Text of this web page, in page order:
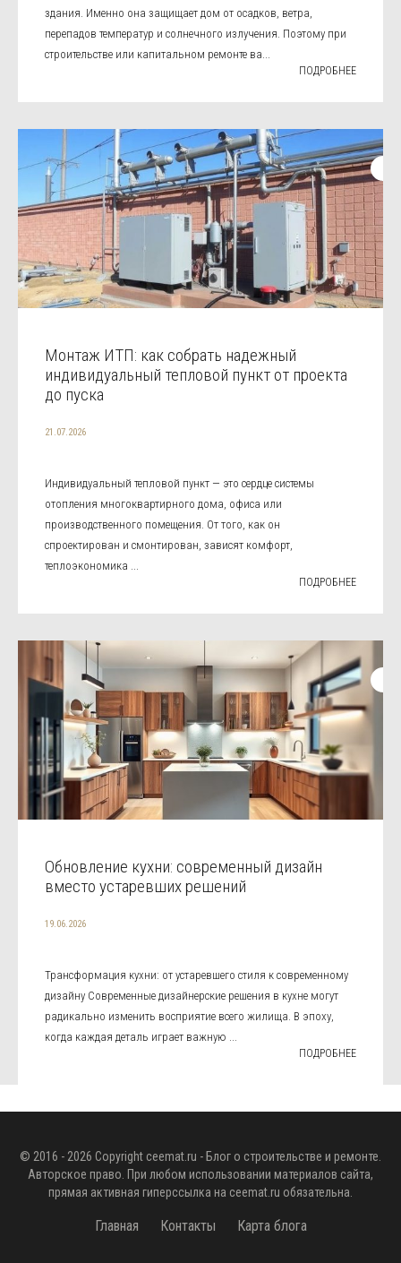
здания. Именно она защищает дом от осадков, ветра,
перепадов температур и солнечного излучения. Поэтому при
строительстве или капитальном ремонте ва...
ПОДРОБНЕЕ
Монтаж ИТП: как собрать надежный
индивидуальный тепловой пункт от проекта
до пуска
21.07.2026
Индивидуальный тепловой пункт — это сердце системы
отопления многоквартирного дома, офиса или
производственного помещения. От того, как он
спроектирован и смонтирован, зависят комфорт,
теплоэкономика ...
ПОДРОБНЕЕ
Обновление кухни: современный дизайн
вместо устаревших решений
19.06.2026
Трансформация кухни: от устаревшего стиля к современному
дизайну Современные дизайнерские решения в кухне могут
радикально изменить восприятие всего жилища. В эпоху,
когда каждая деталь играет важную ...
ПОДРОБНЕЕ
© 2016 - 2026 Copyright ceemat.ru - Блог о строительстве и ремонте.
Авторское право. При любом использовании материалов сайта,
прямая активная гиперссылка на ceemat.ru обязательна.
Главная Контакты Карта блога